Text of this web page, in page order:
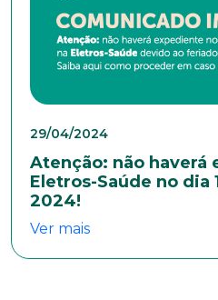
29/04/2024
Atenção: não haverá
Eletros-Saúde no dia
2024!
Ver mais